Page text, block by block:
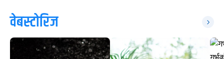
वेबस्टोरिज